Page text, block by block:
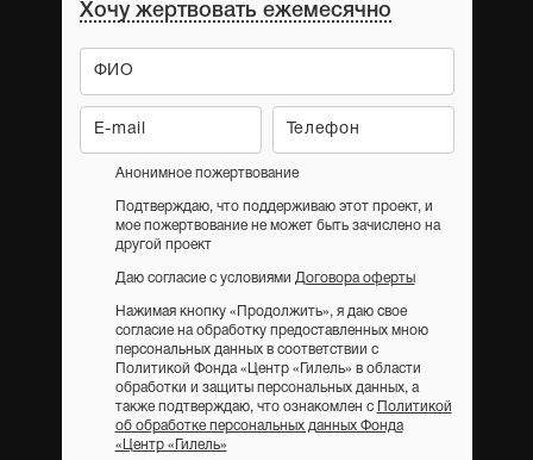
Хочу жертвовать ежемесячно
Анонимное пожертвование
Подтверждаю, что поддерживаю этот проект, и
мое пожертвование не может быть зачислено на
другой проект
Даю согласие с условиями Договора оферты
Нажимая кнопку «Продолжить», я даю свое
согласие на обработку предоставленных мною
персональных данных в соответствии с
Политикой Фонда «Центр «Гилель» в области
обработки и защиты персональных данных, а
также подтверждаю, что ознакомлен с
Политикой
об обработке персональных данных Фонда
«Центр «Гилель»